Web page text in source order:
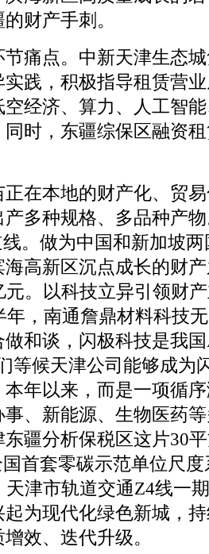
财产手刺。
点。中新天津生态城
践，积极指导租赁营
经济、算力、人工智
时，东疆综保区融资
本地的财产化、贸易
多种规格、多品种产
。做为中国和新加坡
高新区沉点成长的财
元。以科技立异引领财
年，南通詹鼎材料科技
和谈，闪极科技是我
等候天津公司能够成为
年以来，而是一项循
、新能源、生物医药
疆分析保税区这片30
首套零碳示范单位尺
天津市轨道交通Z4线一
起为现代化绿色新城，
效、迭代升级。